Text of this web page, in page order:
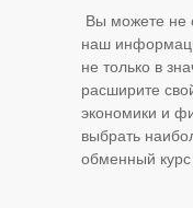
Вы можете не
наш
не только в
расширите
экономики и
выбрать
обменный